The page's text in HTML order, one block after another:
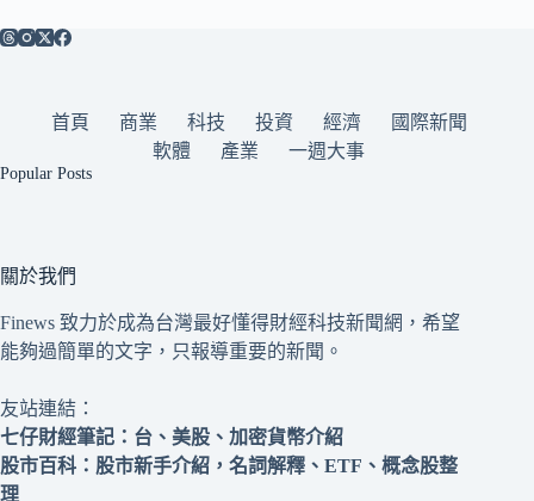
首頁 商業 科技 投資 經濟
國際新聞
軟體
產業 一週大事
Popular Posts
關於我們
Finews 致力於成為台灣最好懂得財經科技新聞網，希望
能夠過簡單的文字，只報導重要的新聞。
友站連結：
七仔財經筆記 ：台、美股、加密貨幣介紹
股市百科 ：股市新手介紹，名詞解釋、ETF、概念股整
理